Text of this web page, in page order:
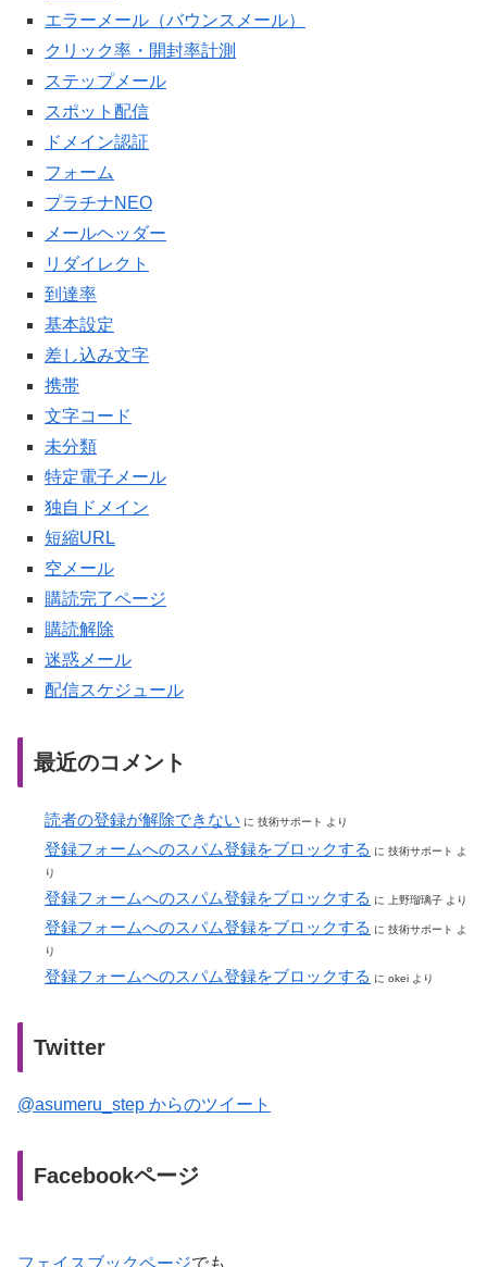
エラーメール（バウンスメール）
クリック率・開封率計測
ステップメール
スポット配信
ドメイン認証
フォーム
プラチナNEO
メールヘッダー
リダイレクト
到達率
基本設定
差し込み文字
携帯
文字コード
未分類
特定電子メール
独自ドメイン
短縮URL
空メール
購読完了ページ
購読解除
迷惑メール
配信スケジュール
最近のコメント
読者の登録が解除できない に 技術サポート より
登録フォームへのスパム登録をブロックする に 技術サポート
よ
り
登録フォームへのスパム登録をブロックする に 上野瑠璃子 より
登録フォームへのスパム登録をブロックする に 技術サポート
よ
り
登録フォームへのスパム登録をブロックする に okei より
Twitter
@asumeru_step からのツイート
Facebookページ